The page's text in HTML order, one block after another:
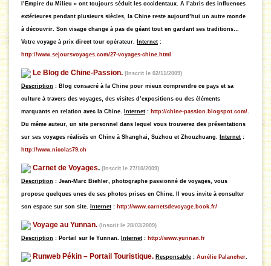
l’Empire du Milieu » ont toujours séduit les occidentaux. A l’abris des influences
extérieures pendant plusieurs siècles, la Chine reste aujourd’hui un autre monde
à découvrir. Son visage change à pas de géant tout en gardant ses traditions…
Votre voyage à prix direct tour opérateur. Internet :
http://www.sejoursvoyages.com/27-voyages-chine.html
Le Blog de Chine-Passion. (Inscrit le 02/11/2009)
Description : Blog consacré à la Chine pour mieux comprendre ce pays et sa
culture à travers des voyages, des visites d’expositions ou des éléments
marquants en relation avec la Chine. Internet : http://chine-passion.blogspot.com/.
Du même auteur, un site personnel dans lequel vous trouverez des présentations
sur ses voyages réalisés en Chine à Shanghai, Suzhou et Zhouzhuang. Internet :
http://www.nicolas79.ch
Carnet de Voyages. (Inscrit le 27/10/2009)
Description : Jean-Marc Biehler, photographe passionné de voyages, vous
propose quelques unes de ses photos prises en Chine. Il vous invite à consulter
son espace sur son site. Internet : http://www.carnetsdevoyage.book.fr/
Voyage au Yunnan. (Inscrit le 28/03/2009)
Description : Portail sur le Yunnan. Internet : http://www.yunnan.fr
Runweb Pékin – Portail Touristique. Responsable : Aurélie Palancher.